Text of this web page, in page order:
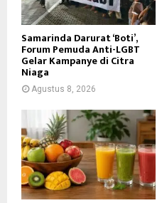
Samarinda Darurat ‘Boti’,
Forum Pemuda Anti-LGBT
Gelar Kampanye di Citra
Niaga
Agustus 8, 2026